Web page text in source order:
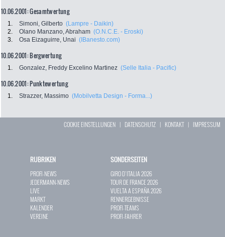
10.06.2001: Gesamtwertung
1. Simoni, Gilberto (Lampre - Daikin)
2.
Olano Manzano, Abraham (O.N.C.E. - Eroski)
3.
Osa Eizaguirre, Unai (IBanesto.com)
10.06.2001: Bergwertung
1. Gonzalez, Freddy Excelino Martinez (Selle Italia - Pacific)
10.06.2001: Punktewertung
1. Strazzer, Massimo (Mobilvetta Design - Forma...)
COOKIE EINSTELLUNGEN | DATENSCHUTZ | KONTAKT| IMPRESSUM
RUBRIKEN
PROFI-NEWS
JEDERMANN-NEWS
LIVE
MARKT
KALENDER
VEREINE
SONDERSEITEN
GIRO D`ITALIA 2026
TOUR DE FRANCE 2026
VUELTA A ESPAÑA 2026
RENNERGEBNISSE
PROFI-TEAMS
PROFI-FAHRER